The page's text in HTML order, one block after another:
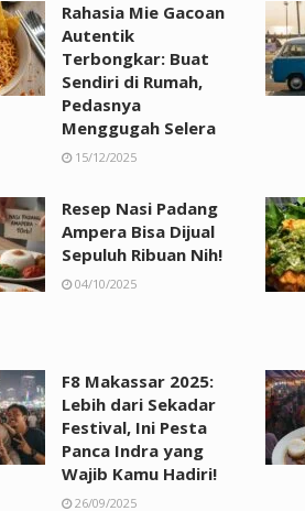
Rahasia Mie Gacoan
Autentik
Terbongkar: Buat
Sendiri di Rumah,
Pedasnya
Menggugah Selera
15/12/2025
Resep Nasi Padang
Ampera Bisa Dijual
Sepuluh Ribuan Nih!
04/10/2025
F8 Makassar 2025:
Lebih dari Sekadar
Festival, Ini Pesta
Panca Indra yang
Wajib Kamu Hadiri!
26/09/2025